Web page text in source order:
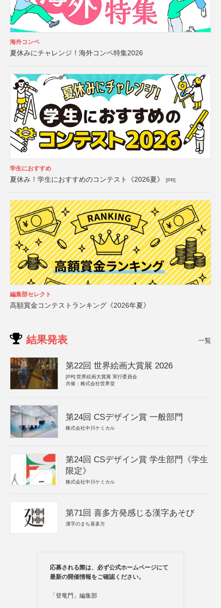
海外コンペ
夏休みにチャレンジ！海外コンペ特集2026
学生におすすめ
夏休み！学生におすすめのコンテスト《2026夏》 [PR]
編集部セレクト
高額賞金コンテストランキング《2026年夏》
結果発表 一覧
第22回 世界絵画大賞展 2026
[PR] 世界絵画大賞展 実行委員会
共催：株式会社世界堂
第24回 CSデザイン賞 一般部門
株式会社中川ケミカル
第24回 CSデザイン賞 学生部門《学生
限定》
株式会社中川ケミカル
第71回 喜多方発感じる漢字あそび
漢字のまち喜多方
応募される際は、必ず公式ホームページにて
最新の開催情報をご確認ください。
「登竜門」編集部